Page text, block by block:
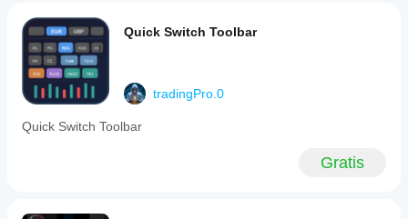
Quick Switch Toolbar
tradingPro.0
Quick Switch Toolbar
Gratis